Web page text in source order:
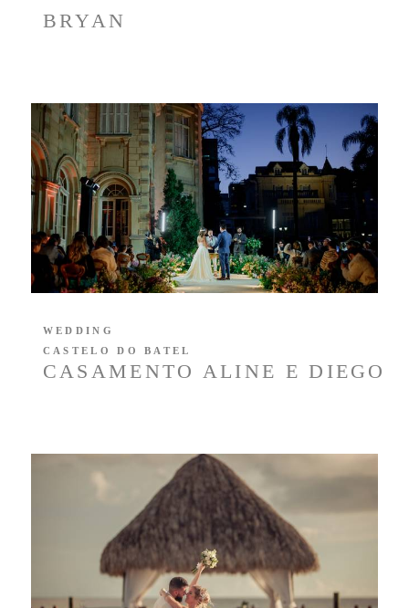
BRYAN
CASAMENTO ALINE E DIEGO
WEDDING
CASTELO DO BATEL